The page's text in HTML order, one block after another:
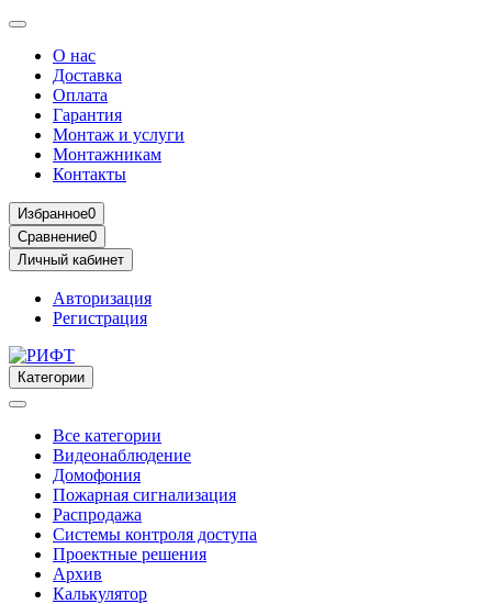
О нас
Доставка
Оплата
Гарантия
Монтаж и услуги
Монтажникам
Контакты
Избранное0
Сравнение0
Личный кабинет
Авторизация
Регистрация
Категории
Все категории
Видеонаблюдение
Домофония
Пожарная сигнализация
Распродажа
Системы контроля доступа
Проектные решения
Архив
Калькулятор